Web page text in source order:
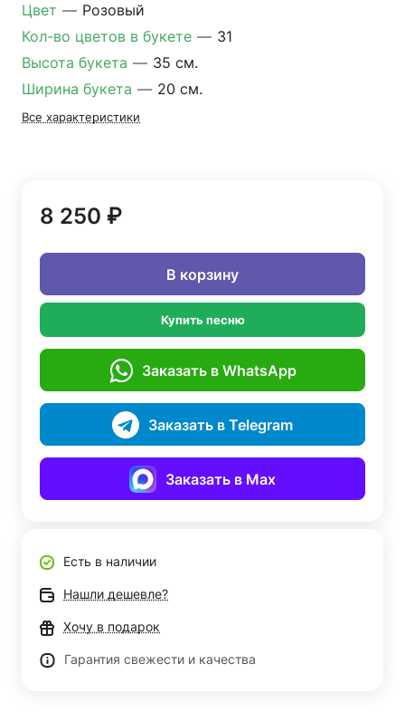
Цвет — Розовый
Кол-во цветов в букете — 31
Высота букета — 35 см.
Ширина букета — 20 см.
Все характеристики
8 250 ₽
В корзину
Купить песню
Заказать в WhatsApp
Заказать в Telegram
Заказать в Max
Есть в наличии
Нашли дешевле?
Хочу в подарок
Гарантия свежести и качества